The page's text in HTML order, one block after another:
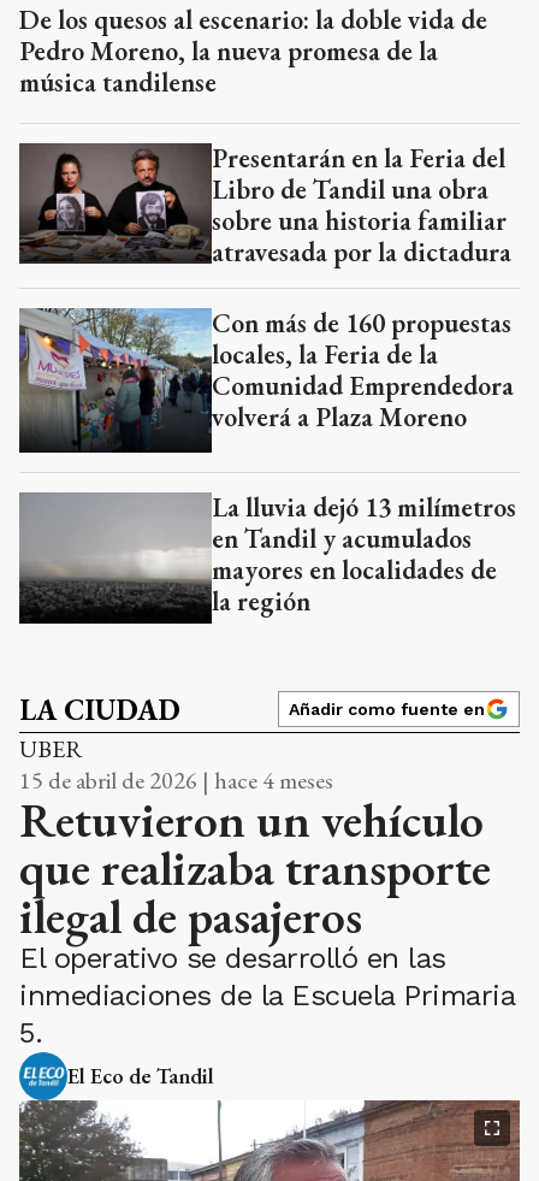
De los quesos al escenario: la doble vida de
Pedro Moreno, la nueva promesa de la
música tandilense
Presentarán en la Feria del
Libro de Tandil una obra
sobre una historia familiar
atravesada por la dictadura
Con más de 160 propuestas
locales, la Feria de la
Comunidad Emprendedora
volverá a Plaza Moreno
La lluvia dejó 13 milímetros
en Tandil y acumulados
mayores en localidades de
la región
LA CIUDAD Añadir como fuente en
UBER
15 de abril de 2026 | hace 4 meses
Retuvieron un vehículo
que realizaba transporte
ilegal de pasajeros
El operativo se desarrolló en las
inmediaciones de la Escuela Primaria
5.
El Eco de Tandil